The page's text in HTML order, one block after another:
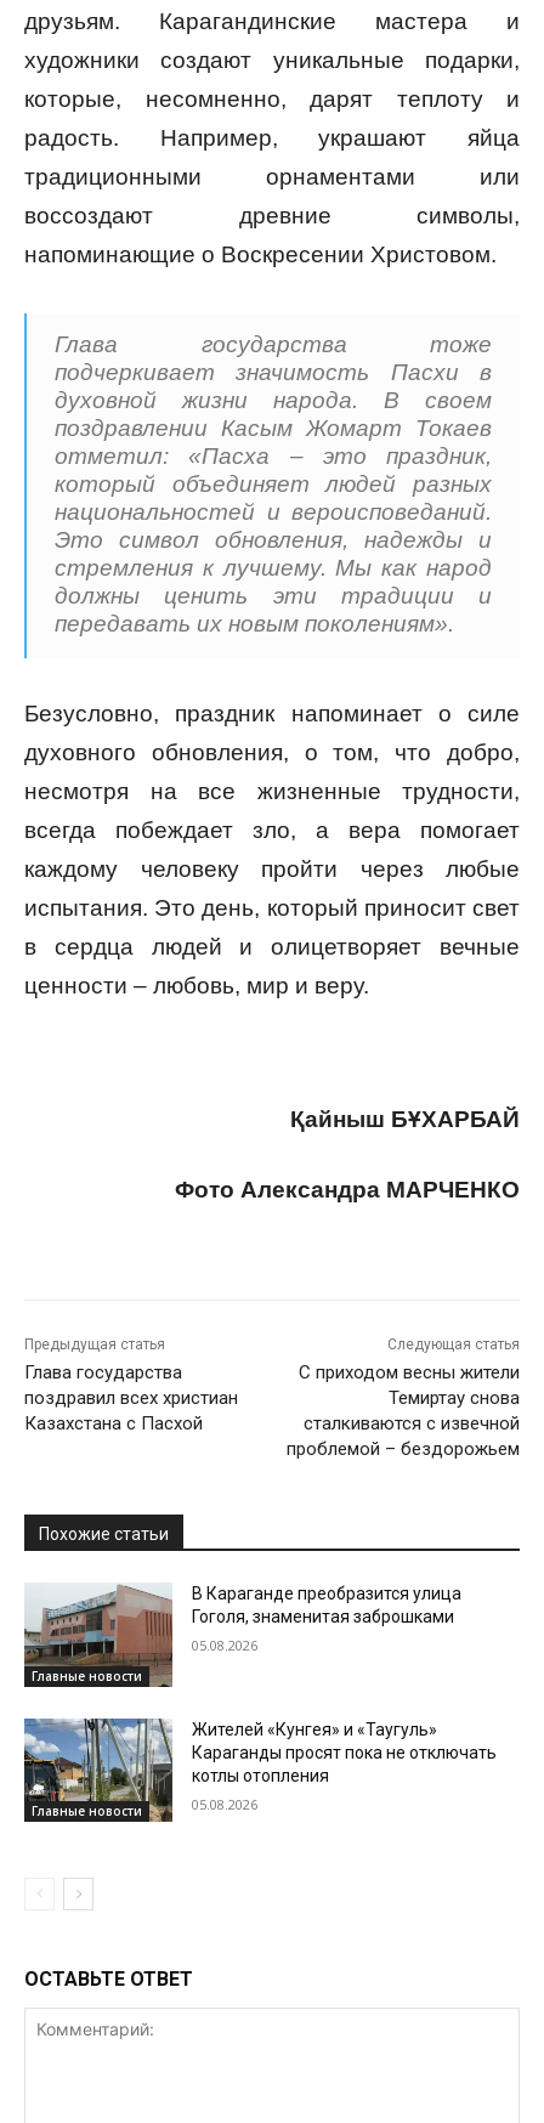
друзьям. Карагандинские мастера и
художники создают уникальные подарки,
которые, несомненно, дарят теплоту и
радость. Например, украшают яйца
традиционными орнаментами или
воссоздают древние символы,
напоминающие о Воскресении Христовом.
Глава государства тоже
подчеркивает значимость Пасхи в
духовной жизни народа. В своем
поздравлении Касым Жомарт Токаев
отметил: «Пасха – это праздник,
который объединяет людей разных
национальностей и вероисповеданий.
Это символ обновления, надежды и
стремления к лучшему. Мы как народ
должны ценить эти традиции и
передавать их новым поколениям».
Безусловно, праздник напоминает о силе
духовного обновления, о том, что добро,
несмотря на все жизненные трудности,
всегда побеждает зло, а вера помогает
каждому человеку пройти через любые
испытания. Это день, который приносит свет
в сердца людей и олицетворяет вечные
ценности – любовь, мир и веру.
Қайныш БҰХАРБАЙ
Фото Александра МАРЧЕНКО
Предыдущая статья
Глава государства
поздравил всех христиан
Казахстана с Пасхой
Следующая статья
С приходом весны жители
Темиртау снова
сталкиваются с извечной
проблемой – бездорожьем
Похожие статьи
Главные новости
В Караганде преобразится улица
Гоголя, знаменитая заброшками
05.08.2026
Главные новости
Жителей «Кунгея» и «Таугуль»
Караганды просят пока не отключать
котлы отопления
05.08.2026
ОСТАВЬТЕ ОТВЕТ